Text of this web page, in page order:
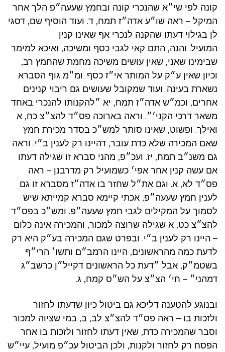
קונה לפי שי״א שהנכרי קונה ובחמץ שעעה״פ הלך אחר
המיקל – ראה שו״ע אדה״ז תמח, ד. ועוד הוסיף שם, דסגי
לן בגילוי דעתו שהקנה לנכרי אף שאינו קנין
המועיל. והנה, התם קאי לגבי כסף ומשיכה, ואיכא למימר
שבימינו שאני, שאין עושים משיכה מחמת שהחמץ רב,
וכיון שאין ע״ק על המותר אי״ז כסף. ומ״מ גוף הסברא
נשארת בעינה. ועוד שמקובל שעושים גם ריבוי קנינים
אחרים, וכמ״ש אדה״ז תמח, יא ״להקנותו להנכרי באחד
משאר דרכי הקני׳״. וראה בארוכה פס״ד להצ״צ כח, א
ואילך. ופשוט, שאינו סותר למש״כ בסדר מכירת חמץ
שאם המכירה שלא כדת עובר, דהיינו רק לענין ב״י. וראה
גם משנ״ב תמח, יז. ועכ״פ, מהני סברא זו שגילה דעתו
אם עשה קנין אחר אפי׳ כשמועיל רק מדרבנן – ראה
פס״ד לא, א. וגם את״ל שחזר בו אדה״ז מסברא זו גם
לענין חמץ שעעה״פ, אכתי קיימא סברא קמייתא שיש
לסמוך על המקילים לגבי חמץ שעעה״פ. ומש״כ בפס״ד
להצ״צ כט, א שגילה שרוצה למכור, והמכירה אינה כלום
– היינו רק לענין ב״י. ובפרט שגם המכירה בע״ק היא רק
לדעת כמה מהראשונים, היינו הרמב״ם ותשו׳ הרי״ף
בשטמ״ק, אבל ״דעת כל הראשונים דקייל״ן כרשב״ג
דמהני״ – חי׳ הצ״צ על הש״ס קמח, ג.
ובנוגע להטענה דליכא גם ביטול כיון שדעתו לחזור
ולזכות בו – ראה פס״ד להצ״צ לב, ב, במי שציוה למכור
וסבר שהמכירה כדת, שאין דעתו לחזור ולזכות בו אחר
הפסח רק לחזור ולקנות, ולכן הביטול עכ״פ מועיל, עיי״ש